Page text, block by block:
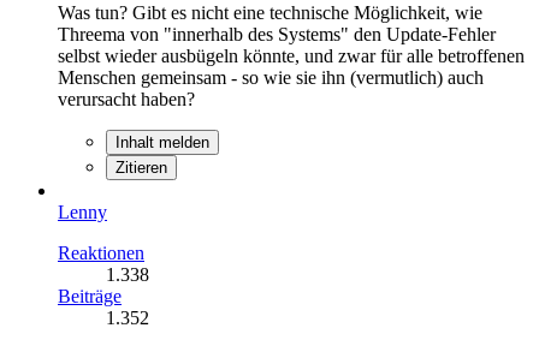
Was tun? Gibt es nicht eine technische Möglichkeit, wie
Threema von "innerhalb des Systems" den Update-Fehler
selbst wieder ausbügeln könnte, und zwar für alle betroffenen
Menschen gemeinsam - so wie sie ihn (vermutlich) auch
verursacht haben?
Inhalt melden
Zitieren
Lenny
Reaktionen
1.338
Beiträge
1.352